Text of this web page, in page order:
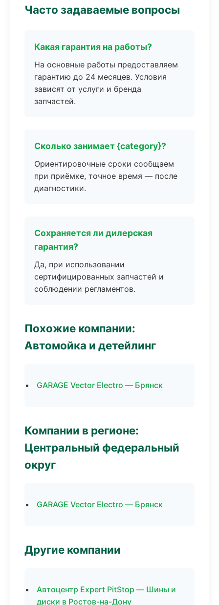
Часто задаваемые вопросы
Какая гарантия на работы?
На основные работы предоставляем
гарантию до 24 месяцев. Условия
зависят от услуги и бренда
запчастей.
Сколько занимает {category}?
Ориентировочные сроки сообщаем
при приёмке, точное время — после
диагностики.
Сохраняется ли дилерская
гарантия?
Да, при использовании
сертифицированных запчастей и
соблюдении регламентов.
Похожие компании:
Автомойка и детейлинг
GARAGE Vector Electro — Брянск
Компании в регионе:
Центральный федеральный
округ
GARAGE Vector Electro — Брянск
Другие компании
Автоцентр Expert PitStop — Шины и
диски в Ростов-на-Дону